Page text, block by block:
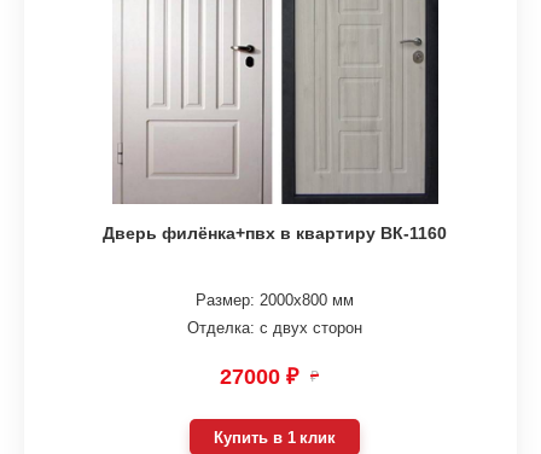
Дверь филёнка+пвх в квартиру ВК-1160
Размер: 2000х800 мм
Отделка: с двух сторон
27000 ₽ ₽
Купить в 1 клик